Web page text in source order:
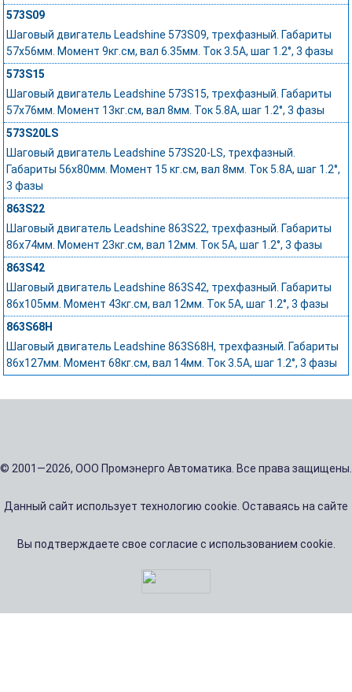
573S09
Шаговый двигатель Leadshine 573S09, трехфазный. Габариты
57х56мм. Момент 9кг.см, вал 6.35мм. Ток 3.5А, шаг 1.2°, 3 фазы
573S15
Шаговый двигатель Leadshine 573S15, трехфазный. Габариты
57х76мм. Момент 13кг.см, вал 8мм. Ток 5.8А, шаг 1.2°, 3 фазы
573S20LS
Шаговый двигатель Leadshine 573S20-LS, трехфазный.
Габариты 56х80мм. Момент 15 кг.см, вал 8мм. Ток 5.8А, шаг 1.2°,
3 фазы
863S22
Шаговый двигатель Leadshine 863S22, трехфазный. Габариты
86х74мм. Момент 23кг.см, вал 12мм. Ток 5А, шаг 1.2°, 3 фазы
863S42
Шаговый двигатель Leadshine 863S42, трехфазный. Габариты
86х105мм. Момент 43кг.см, вал 12мм. Ток 5А, шаг 1.2°, 3 фазы
863S68H
Шаговый двигатель Leadshine 863S68H, трехфазный. Габариты
86х127мм. Момент 68кг.см, вал 14мм. Ток 3.5А, шаг 1.2°, 3 фазы
© 2001—2026, ООО Промэнерго Автоматика. Все права защищены.
Данный сайт использует технологию cookie. Оставаясь на сайте
Вы подтверждаете свое согласие с использованием cookie.